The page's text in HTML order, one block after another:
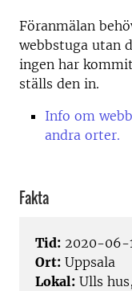
Föranmälan
webbstuga utan
ingen har
ställs den in.
Info om
andra orter.
Fakta
Tid: 2020-06-
Ort: Uppsala
Lokal: Ulls